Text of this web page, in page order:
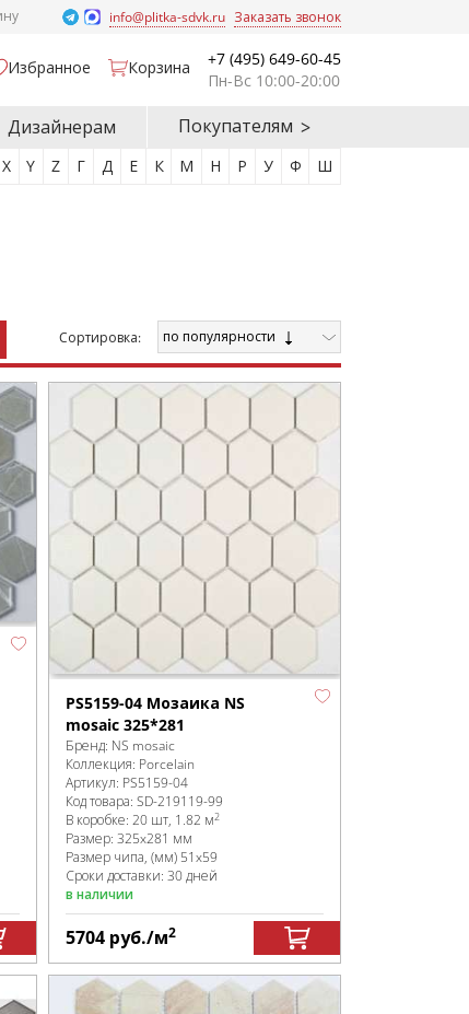
info@plitka-sdvk.ru Заказать звонок
Избранное Корзина
+7 (495) 649-60-45
Пн-Вс 10:00-20:00
Дизайнерам Покупателям
X Y Z Г Д Е К М Н Р У Ф Ш
Cортировка: по популярности
PS5159-04 Мозаика NS
mosaic 325*281
Бренд: NS mosaic
Коллекция: Porcelain
Артикул: PS5159-04
Код товара: SD-219119-99
В коробке: 20 шт, 1.82 м2
Размер: 325x281 мм
Размер чипа, (мм) 51x59
Сроки доставки: 30 дней
в наличии
5704 руб./м2